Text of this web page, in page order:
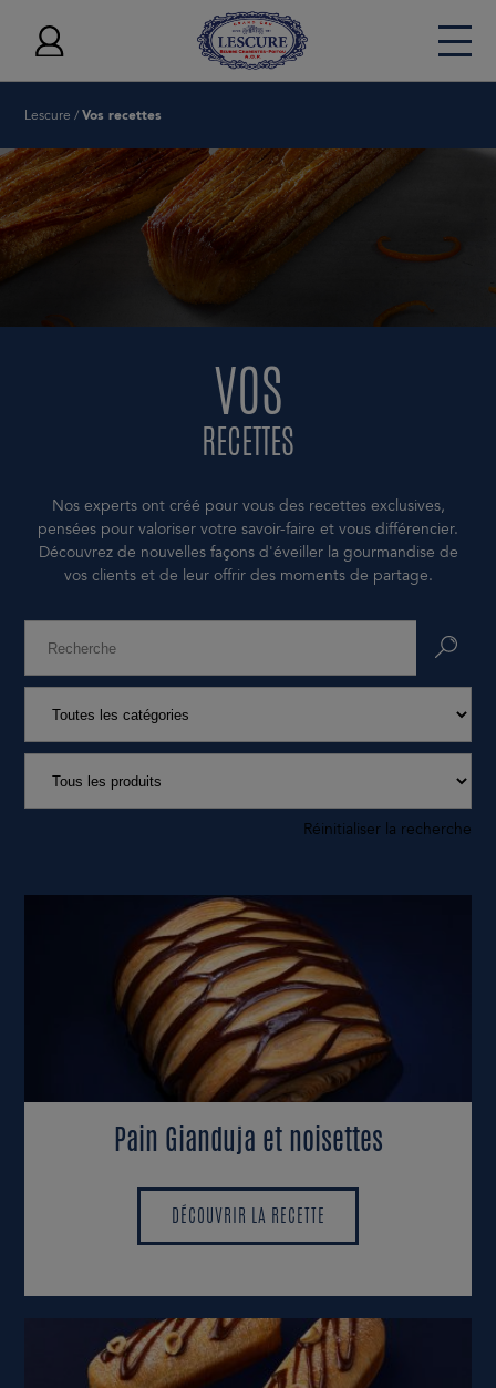
Nos beurres AOP
Nos crèmes
L'AOP Beurre Charentes-Poitou
Vos inspirations
Nos engagements
Vos actualités
ESPACE CONSOMMATEURS
Lescure /Vos recettes
VOS
RECETTES
Nos experts ont créé pour vous des recettes exclusives,
pensées pour valoriser votre savoir-faire et vous différencier.
Découvrez de nouvelles façons d'éveiller la gourmandise de
vos clients et de leur offrir des moments de partage.
Réinitialiser la recherche
Pain Gianduja et noisettes
DÉCOUVRIR LA RECETTE
DÉCOUVRIR LA RECETTE